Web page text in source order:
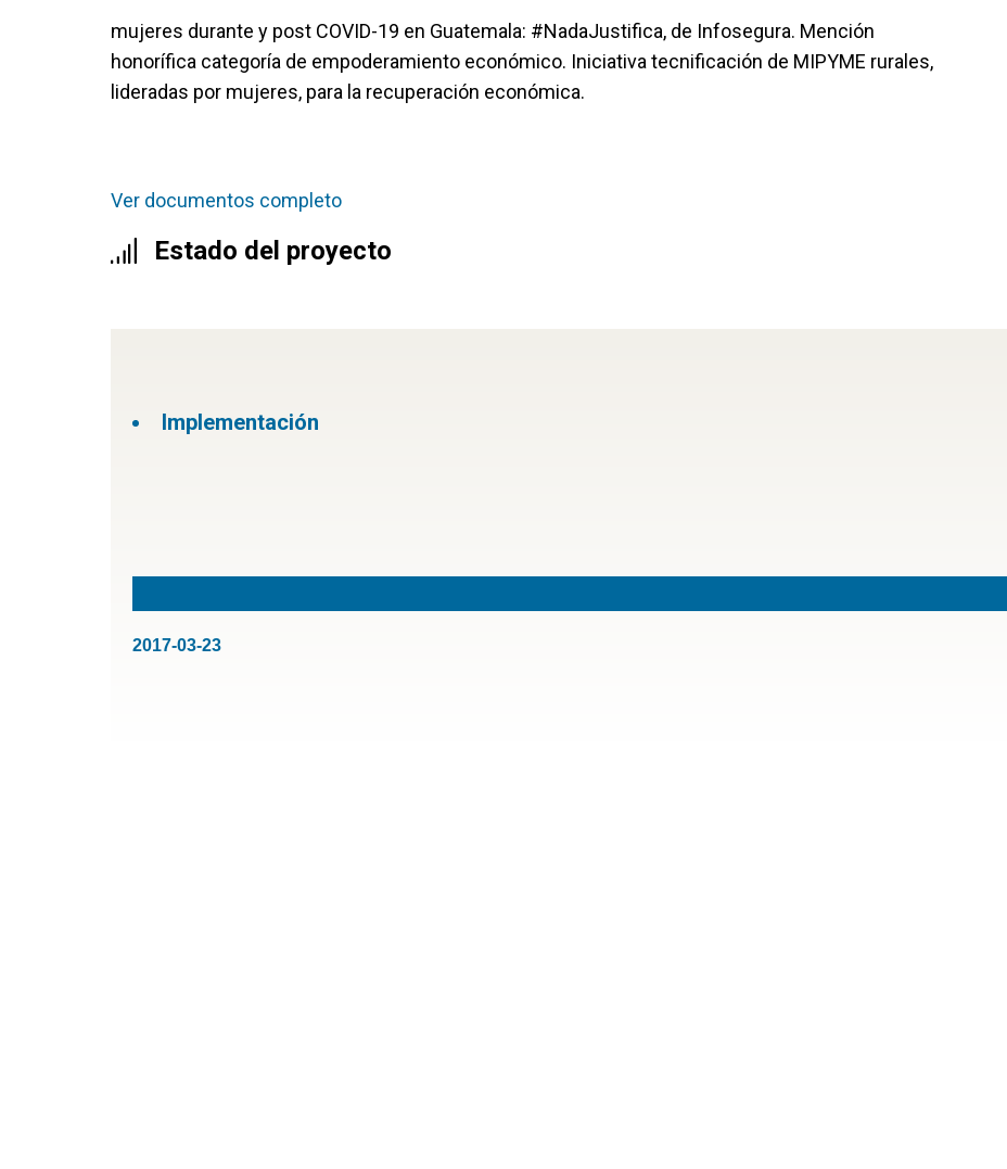
mujeres durante y post COVID-19 en Guatemala: #NadaJustifica, de Infosegura. Mención
honorífica categoría de empoderamiento económico. Iniciativa tecnificación de MIPYME rurales,
lideradas por mujeres, para la recuperación económica.
Ver documentos completo
Estado del proyecto
Implementación
2017-03-23